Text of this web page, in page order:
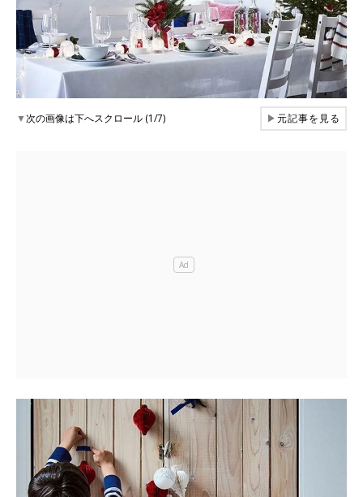
▼次の画像は下へスクロール (1/7) ▶元記事を見る